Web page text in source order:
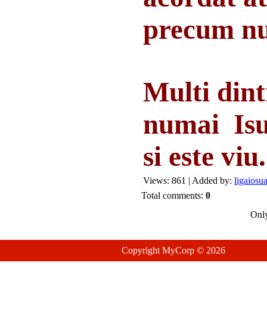
precum
Multi
numai
si este viu.
Views: 861 | Added by: ligaiosua
Total comments: 0
Copyright MyCorp © 2026